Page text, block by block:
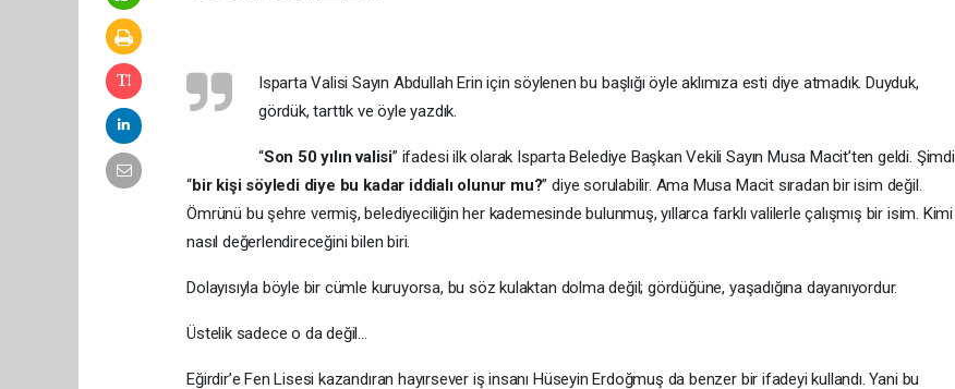
Isparta Valisi Sayın Abdullah Erin için söylenen bu başlığı öyle aklımıza esti diye atmadık. Duyduk,
gördük, tarttık ve öyle yazdık.
“Son 50 yılın valisi” ifadesi ilk olarak Isparta Belediye Başkan Vekili Sayın Musa Macit’ten geldi. Şimdi
“bir kişi söyledi diye bu kadar iddialı olunur mu?” diye sorulabilir. Ama Musa Macit sıradan bir isim değil.
Ömrünü bu şehre vermiş, belediyeciliğin her kademesinde bulunmuş, yıllarca farklı valilerle çalışmış bir isim. Kimi
nasıl değerlendireceğini bilen biri.
Dolayısıyla böyle bir cümle kuruyorsa, bu söz kulaktan dolma değil; gördüğüne, yaşadığına dayanıyordur.
Üstelik sadece o da değil…
Eğirdir’e Fen Lisesi kazandıran hayırsever iş insanı Hüseyin Erdoğmuş da benzer bir ifadeyi kullandı. Yani bu